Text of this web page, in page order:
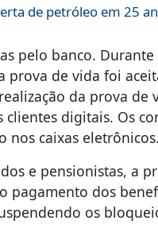
de petróleo em 25
pelo banco.
prova de vida foi
da prova
clientes digitais. Os
nos caixas eletrônicos.
e pensionistas, a
pagamento dos
os